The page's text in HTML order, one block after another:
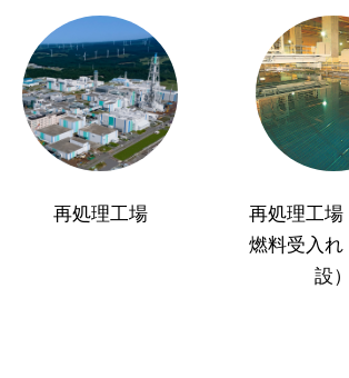
再処理工場
再処理工場
燃料受入れ
設